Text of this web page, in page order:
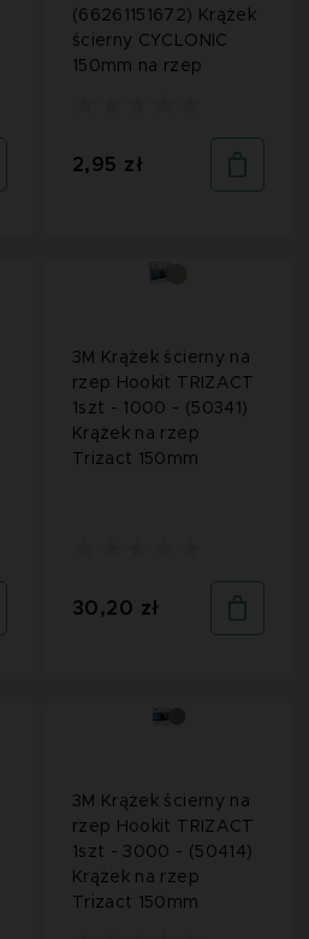
(66261151672) Krążek
ścierny CYCLONIC
150mm na rzep
2,95 zł
3M Krążek ścierny na
rzep Hookit TRIZACT
1szt - 1000 - (50341)
Krążek na rzep
Trizact 150mm
30,20 zł
3M Krążek ścierny na
rzep Hookit TRIZACT
1szt - 3000 - (50414)
Krążek na rzep
Trizact 150mm